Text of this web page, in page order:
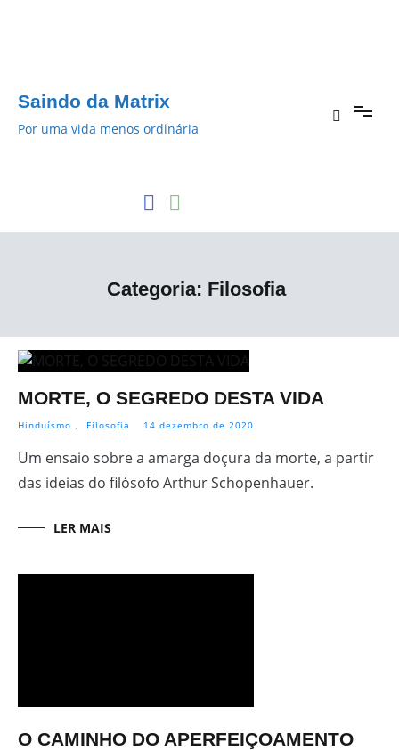
Saindo da Matrix
Por uma vida menos ordinária
Categoria: Filosofia
MORTE, O SEGREDO DESTA VIDA
Hinduísmo , Filosofia 14 dezembro de 2020
Um ensaio sobre a amarga doçura da morte, a partir
das ideias do filósofo Arthur Schopenhauer.
LER MAIS
O CAMINHO DO APERFEIÇOAMENTO